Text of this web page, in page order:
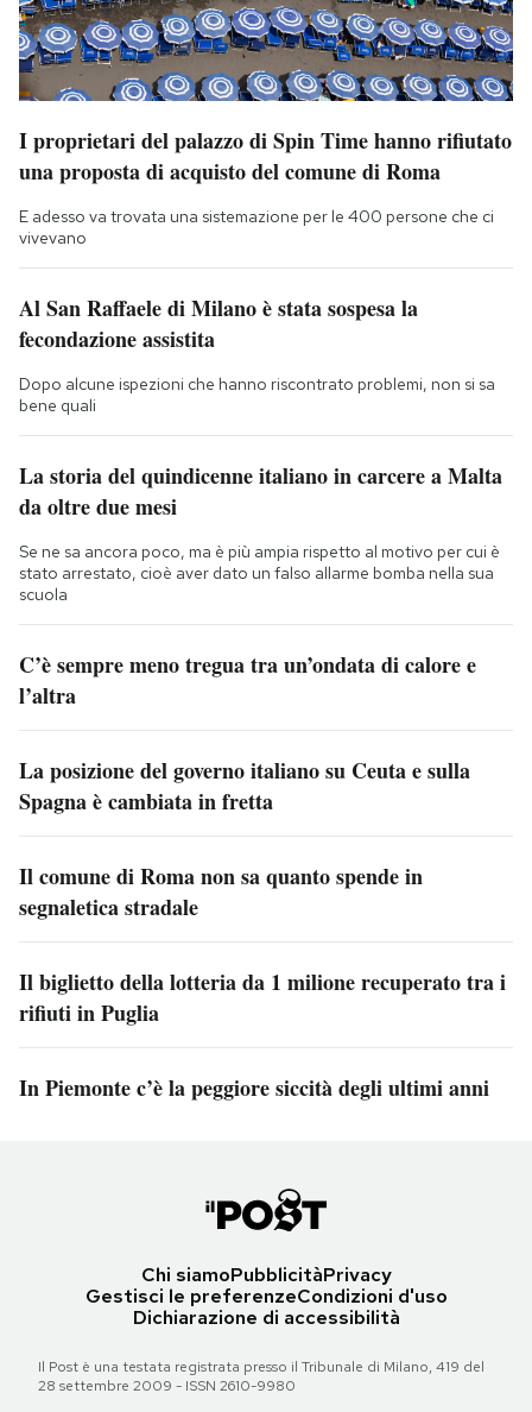
I proprietari del palazzo di Spin Time hanno rifiutato
una proposta di acquisto del comune di Roma
E adesso va trovata una sistemazione per le 400 persone che ci
vivevano
Al San Raffaele di Milano è stata sospesa la
fecondazione assistita
Dopo alcune ispezioni che hanno riscontrato problemi, non si sa
bene quali
La storia del quindicenne italiano in carcere a Malta
da oltre due mesi
Se ne sa ancora poco, ma è più ampia rispetto al motivo per cui è
stato arrestato, cioè aver dato un falso allarme bomba nella sua
scuola
C’è sempre meno tregua tra un’ondata di calore e
l’altra
La posizione del governo italiano su Ceuta e sulla
Spagna è cambiata in fretta
Il comune di Roma non sa quanto spende in
segnaletica stradale
Il biglietto della lotteria da 1 milione recuperato tra i
rifiuti in Puglia
In Piemonte c’è la peggiore siccità degli ultimi anni
Chi siamoPubblicitàPrivacy
Gestisci le preferenzeCondizioni d'uso
Dichiarazione di accessibilità
Il Post è una testata registrata presso il Tribunale di Milano, 419 del
28 settembre 2009 - ISSN 2610-9980